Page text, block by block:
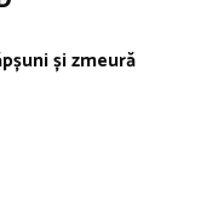
și zmeură